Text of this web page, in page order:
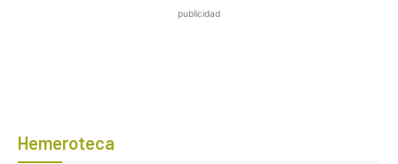
publicidad
Hemeroteca